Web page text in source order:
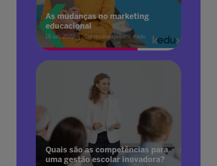
As mudanças no marketing
educacional
18 set. 2022 Conteúdo expositor: Kedu
Quais são as competências para
uma gestão escolar inovadora?